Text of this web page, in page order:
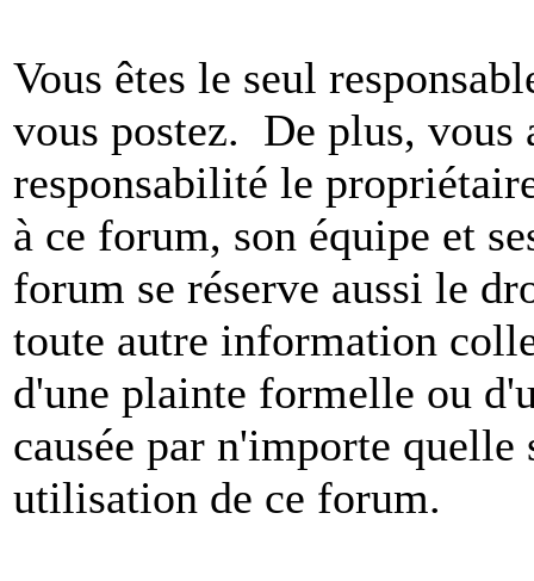
Vous êtes le seul
vous postez. De plus, vous
responsabilité le
à ce forum, son équipe et
forum se réserve aussi le
toute autre information
d'une plainte formelle ou
causée par n'importe
utilisation de ce forum.